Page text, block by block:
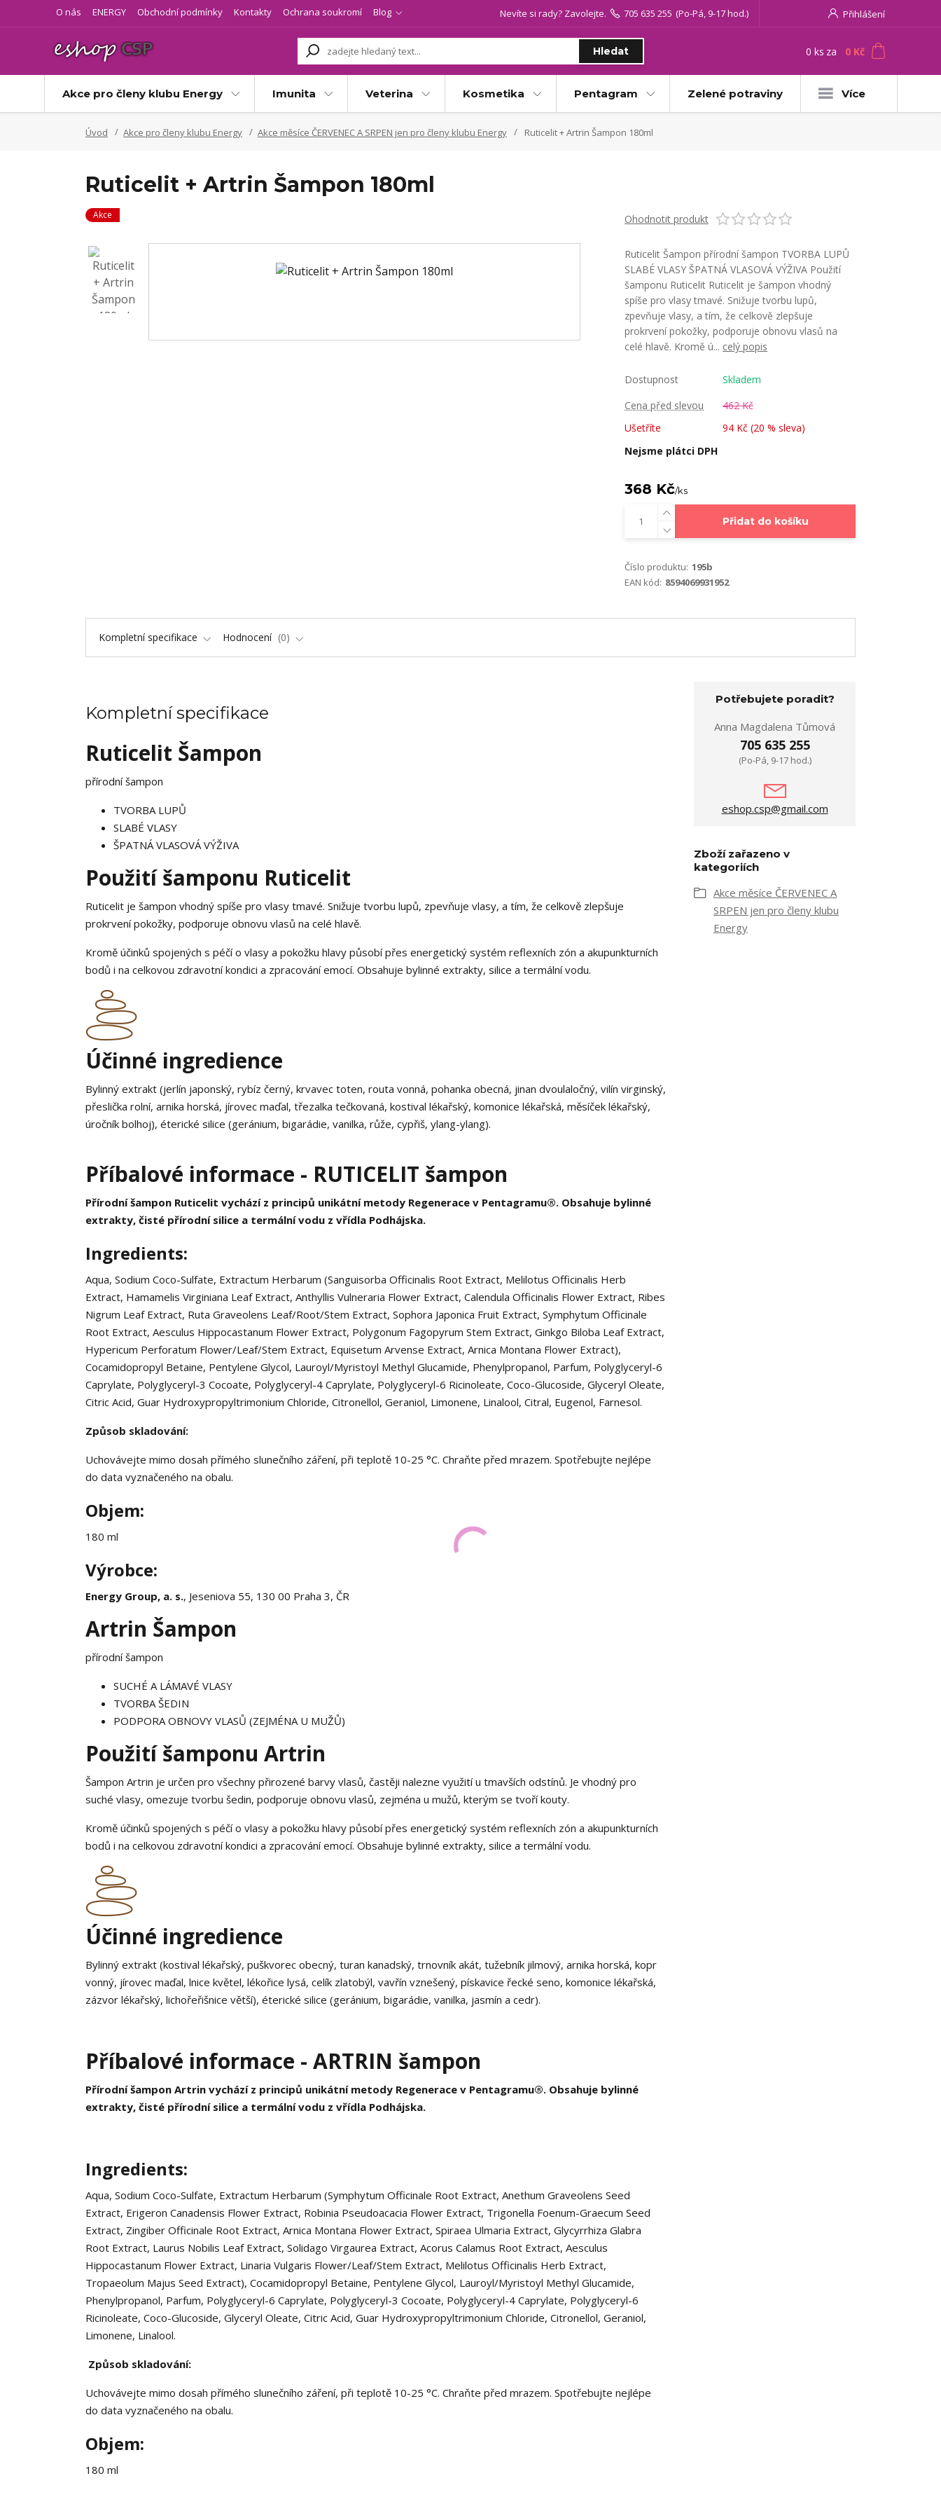
O nás ENERGY Obchodní podmínky Kontakty Ochrana soukromí Blog Přihlášení
Hledat
Nevíte si rady? Zavolejte. 705 635 255 (Po-Pá, 9-17 hod.)
0 ks za 0 Kč
Akce pro členy klubu Energy Imunita Veterina Kosmetika Pentagram Zelené potraviny Více
Úvod Akce pro členy klubu Energy Akce měsíce ČERVENEC A SRPEN jen pro členy klubu Energy Ruticelit + Artrin Šampon 180ml
Ruticelit + Artrin Šampon 180ml
Akce Ohodnotit produkt
Ruticelit Šampon přírodní šampon TVORBA LUPŮ
SLABÉ VLASY ŠPATNÁ VLASOVÁ VÝŽIVA Použití
šamponu Ruticelit Ruticelit je šampon vhodný
spíše pro vlasy tmavé. Snižuje tvorbu lupů,
zpevňuje vlasy, a tím, že celkově zlepšuje
prokrvení pokožky, podporuje obnovu vlasů na
celé hlavě. Kromě ú... celý popis
Dostupnost
Skladem
Cena před slevou
462 Kč
Ušetříte
94 Kč (20 % sleva)
Nejsme plátci DPH
368 Kč/ks
Přidat do košíku
Číslo produktu: 195b
EAN kód: 8594069931952
Kompletní specifikace Hodnocení 0
Kompletní specifikace
Ruticelit Šampon
přírodní šampon
TVORBA LUPŮ
SLABÉ VLASY
ŠPATNÁ VLASOVÁ VÝŽIVA
Použití šamponu Ruticelit
Ruticelit je šampon vhodný spíše pro vlasy tmavé. Snižuje tvorbu lupů, zpevňuje vlasy, a tím, že celkově zlepšuje
prokrvení pokožky, podporuje obnovu vlasů na celé hlavě.
Kromě účinků spojených s péčí o vlasy a pokožku hlavy působí přes energetický systém reflexních zón a akupunkturních
bodů i na celkovou zdravotní kondici a zpracování emocí. Obsahuje bylinné extrakty, silice a termální vodu.
Účinné ingredience
Bylinný extrakt (jerlín japonský, rybíz černý, krvavec toten, routa vonná, pohanka obecná, jinan dvoulaločný, vilín virginský,
přeslička rolní, arnika horská, jírovec maďal, třezalka tečkovaná, kostival lékařský, komonice lékařská, měsíček lékařský,
úročník bolhoj), éterické silice (geránium, bigarádie, vanilka, růže, cypřiš, ylang-ylang).
Příbalové informace - RUTICELIT šampon
Přírodní šampon Ruticelit vychází z principů unikátní metody Regenerace v Pentagramu®. Obsahuje bylinné
extrakty, čisté přírodní silice a termální vodu z vřídla Podhájska.
Ingredients:
Aqua, Sodium Coco-Sulfate, Extractum Herbarum (Sanguisorba Officinalis Root Extract, Melilotus Officinalis Herb
Extract, Hamamelis Virginiana Leaf Extract, Anthyllis Vulneraria Flower Extract, Calendula Officinalis Flower Extract, Ribes
Nigrum Leaf Extract, Ruta Graveolens Leaf/Root/Stem Extract, Sophora Japonica Fruit Extract, Symphytum Officinale
Root Extract, Aesculus Hippocastanum Flower Extract, Polygonum Fagopyrum Stem Extract, Ginkgo Biloba Leaf Extract,
Hypericum Perforatum Flower/Leaf/Stem Extract, Equisetum Arvense Extract, Arnica Montana Flower Extract),
Cocamidopropyl Betaine, Pentylene Glycol, Lauroyl/Myristoyl Methyl Glucamide, Phenylpropanol, Parfum, Polyglyceryl-6
Caprylate, Polyglyceryl-3 Cocoate, Polyglyceryl-4 Caprylate, Polyglyceryl-6 Ricinoleate, Coco-Glucoside, Glyceryl Oleate,
Citric Acid, Guar Hydroxypropyltrimonium Chloride, Citronellol, Geraniol, Limonene, Linalool, Citral, Eugenol, Farnesol.
Způsob skladování:
Uchovávejte mimo dosah přímého slunečního záření, při teplotě 10-25 °C. Chraňte před mrazem. Spotřebujte nejlépe
do data vyznačeného na obalu.
Objem:
180 ml
Výrobce:
Energy Group, a. s., Jeseniova 55, 130 00 Praha 3, ČR
Artrin Šampon
přírodní šampon
SUCHÉ A LÁMAVÉ VLASY
TVORBA ŠEDIN
PODPORA OBNOVY VLASŮ (ZEJMÉNA U MUŽŮ)
Použití šamponu Artrin
Šampon Artrin je určen pro všechny přirozené barvy vlasů, častěji nalezne využití u tmavších odstínů. Je vhodný pro
suché vlasy, omezuje tvorbu šedin, podporuje obnovu vlasů, zejména u mužů, kterým se tvoří kouty.
Kromě účinků spojených s péčí o vlasy a pokožku hlavy působí přes energetický systém reflexních zón a akupunkturních
bodů i na celkovou zdravotní kondici a zpracování emocí. Obsahuje bylinné extrakty, silice a termální vodu.
Účinné ingredience
Bylinný extrakt (kostival lékařský, puškvorec obecný, turan kanadský, trnovník akát, tužebník jilmový, arnika horská, kopr
vonný, jírovec maďal, lnice květel, lékořice lysá, celík zlatobýl, vavřín vznešený, pískavice řecké seno, komonice lékařská,
zázvor lékařský, lichořeřišnice větší), éterické silice (geránium, bigarádie, vanilka, jasmín a cedr).
Příbalové informace - ARTRIN šampon
Přírodní šampon Artrin vychází z principů unikátní metody Regenerace v Pentagramu®. Obsahuje bylinné
extrakty, čisté přírodní silice a termální vodu z vřídla Podhájska.
Ingredients:
Aqua, Sodium Coco-Sulfate, Extractum Herbarum (Symphytum Officinale Root Extract, Anethum Graveolens Seed
Extract, Erigeron Canadensis Flower Extract, Robinia Pseudoacacia Flower Extract, Trigonella Foenum-Graecum Seed
Extract, Zingiber Officinale Root Extract, Arnica Montana Flower Extract, Spiraea Ulmaria Extract, Glycyrrhiza Glabra
Root Extract, Laurus Nobilis Leaf Extract, Solidago Virgaurea Extract, Acorus Calamus Root Extract, Aesculus
Hippocastanum Flower Extract, Linaria Vulgaris Flower/Leaf/Stem Extract, Melilotus Officinalis Herb Extract,
Tropaeolum Majus Seed Extract), Cocamidopropyl Betaine, Pentylene Glycol, Lauroyl/Myristoyl Methyl Glucamide,
Phenylpropanol, Parfum, Polyglyceryl-6 Caprylate, Polyglyceryl-3 Cocoate, Polyglyceryl-4 Caprylate, Polyglyceryl-6
Ricinoleate, Coco-Glucoside, Glyceryl Oleate, Citric Acid, Guar Hydroxypropyltrimonium Chloride, Citronellol, Geraniol,
Limonene, Linalool.
Způsob skladování:
Uchovávejte mimo dosah přímého slunečního záření, při teplotě 10-25 °C. Chraňte před mrazem. Spotřebujte nejlépe
do data vyznačeného na obalu.
Objem:
180 ml
Potřebujete poradit?
Anna Magdalena Tůmová
705 635 255
(Po-Pá, 9-17 hod.)
eshop.csp@gmail.com
Zboží zařazeno v
kategoriích
Akce měsíce ČERVENEC A
SRPEN jen pro členy klubu
Energy